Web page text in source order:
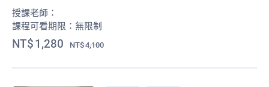
授課老師：
課程可看期限： 無限制
1,280 4,100